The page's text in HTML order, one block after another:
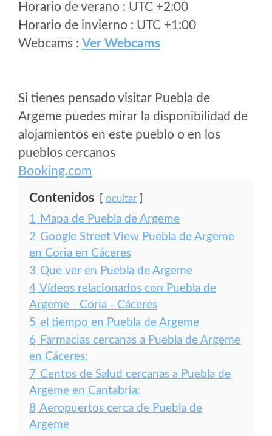
Horario de verano : UTC +2:00
Horario de invierno : UTC +1:00
Webcams : Ver Webcams
Si tienes pensado visitar Puebla de
Argeme puedes mirar la disponibilidad de
alojamientos en este pueblo o en los
pueblos cercanos
Booking.com
Contenidos ocultar
1 Mapa de Puebla de Argeme
2 Google Street View Puebla de Argeme
en Coria en Cáceres
3 Que ver en Puebla de Argeme
4 Vídeos relacionados con Puebla de
Argeme - Coria - Cáceres
5 el tiempo en Puebla de Argeme
6 Farmacias cercanas a Puebla de Argeme
en Cáceres:
7 Centos de Salud cercanas a Puebla de
Argeme en Cantabria:
8 Aeropuertos cerca de Puebla de
Argeme